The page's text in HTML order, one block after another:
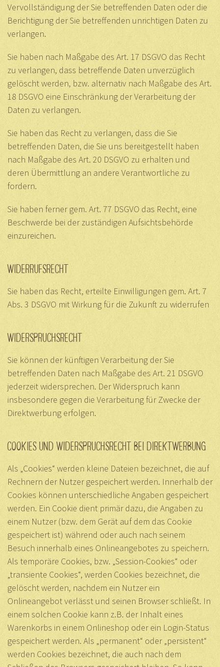
Vervollständigung der Sie betreffenden Daten oder die
Berichtigung der Sie betreffenden unrichtigen Daten zu
verlangen.
Sie haben nach Maßgabe des Art. 17 DSGVO das Recht
zu verlangen, dass betreffende Daten unverzüglich
gelöscht werden, bzw. alternativ nach Maßgabe des Art.
18 DSGVO eine Einschränkung der Verarbeitung der
Daten zu verlangen.
Sie haben das Recht zu verlangen, dass die Sie
betreffenden Daten, die Sie uns bereitgestellt haben
nach Maßgabe des Art. 20 DSGVO zu erhalten und
deren Übermittlung an andere Verantwortliche zu
fordern.
Sie haben ferner gem. Art. 77 DSGVO das Recht, eine
Beschwerde bei der zuständigen Aufsichtsbehörde
einzureichen.
WIDERRUFSRECHT
Sie haben das Recht, erteilte Einwilligungen gem. Art. 7
Abs. 3 DSGVO mit Wirkung für die Zukunft zu widerrufen
WIDERSPRUCHSRECHT
Sie können der künftigen Verarbeitung der Sie
betreffenden Daten nach Maßgabe des Art. 21 DSGVO
jederzeit widersprechen. Der Widerspruch kann
insbesondere gegen die Verarbeitung für Zwecke der
Direktwerbung erfolgen.
COOKIES UND WIDERSPRUCHSRECHT BEI DIREKTWERBUNG
Als „Cookies“ werden kleine Dateien bezeichnet, die auf
Rechnern der Nutzer gespeichert werden. Innerhalb der
Cookies können unterschiedliche Angaben gespeichert
werden. Ein Cookie dient primär dazu, die Angaben zu
einem Nutzer (bzw. dem Gerät auf dem das Cookie
gespeichert ist) während oder auch nach seinem
Besuch innerhalb eines Onlineangebotes zu speichern.
Als temporäre Cookies, bzw. „Session-Cookies“ oder
„transiente Cookies“, werden Cookies bezeichnet, die
gelöscht werden, nachdem ein Nutzer ein
Onlineangebot verlässt und seinen Browser schließt. In
einem solchen Cookie kann z.B. der Inhalt eines
Warenkorbs in einem Onlineshop oder ein Login-Status
gespeichert werden. Als „permanent“ oder „persistent“
werden Cookies bezeichnet, die auch nach dem